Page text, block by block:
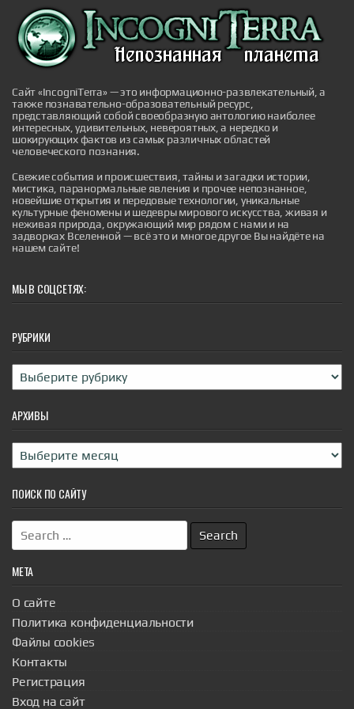
укорачивает ноги. Стилисты призывают отказаться
от жестких горизонтальных линий в пользу
"воздуха" и мягких драпировок. В этом материале:
Механика силуэта: почему полная заправка портит
вид Эффек...
Этот десерт тает во рту, а не на кухне:
нежный торт "Капучино" без выпечки,
который готовится за 5 минут
В жару духовка становится главным врагом на кухне,
но это не повод отказываться от сладкого. Торт
Главный секрет успеха здесь кроется в
температурном балансе: если соединить горячий
кофе с холодной сметаной слишком резко, текстура
pravda.ru
Сайт «IncogniTerra» — это информационно-развлекательный, а
также познавательно-образовательный ресурс,
представляющий собой своеобразную антологию наиболее
интересных, удивительных, невероятных, а нередко и
шокирующих фактов из самых различных областей
человеческого познания.
Свежие события и происшествия, тайны и загадки истории,
мистика, паранормальные явления и прочее непознанное,
новейшие открытия и передовые технологии, уникальные
культурные феномены и шедевры мирового искусства, живая и
неживая природа, окружающий мир рядом с нами и на
задворках Вселенной — всё это и многое другое Вы найдёте на
нашем сайте!
МЫ В СОЦСЕТЯХ:
РУБРИКИ
Рубрики
АРХИВЫ
Архивы
ПОИСК ПО САЙТУ
Search
for:
МЕТА
О сайте
Политика конфиденциальности
Файлы cookies
Контакты
Регистрация
Вход на сайт